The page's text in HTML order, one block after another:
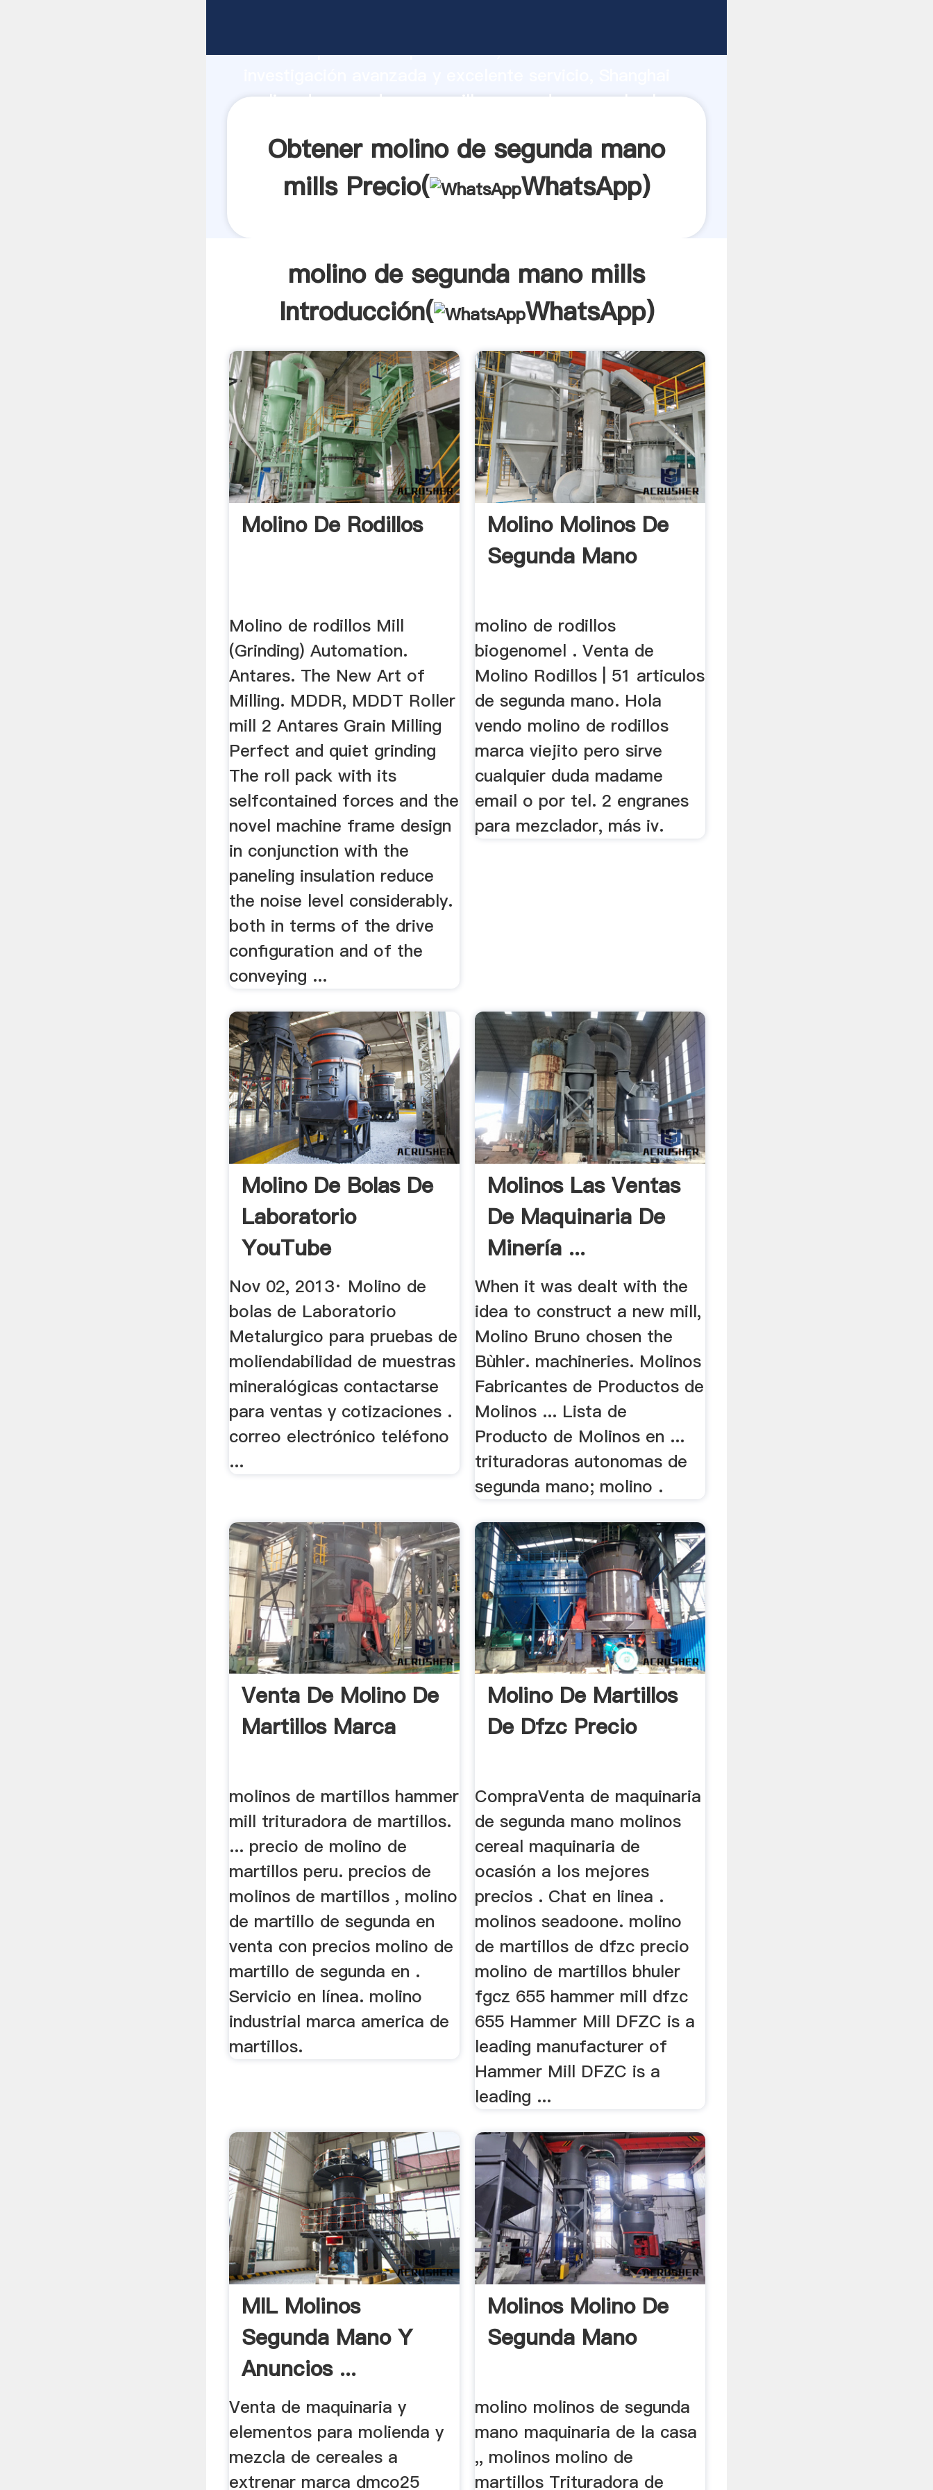
fuerte capacidad de producción, fuerza de
molino de segunda mano mills proveedor crea el valor y
Obtener molino de segunda mano
mills Precio(
WhatsApp)
molino de segunda mano mills
Introducción(
WhatsApp)
Molino De Rodillos
Molino de rodillos Mill
(Grinding) Automation.
Antares. The New Art of
Milling. MDDR, MDDT Roller
mill 2 Antares Grain Milling
Perfect and quiet grinding
The roll pack with its
selfcontained forces and the
novel machine frame design
in conjunction with the
paneling insulation reduce
the noise level considerably.
both in terms of the drive
configuration and of the
conveying ...
Molino Molinos De
Segunda Mano
molino de rodillos
biogenomel . Venta de
Molino Rodillos | 51 articulos
de segunda mano. Hola
vendo molino de rodillos
marca viejito pero sirve
cualquier duda madame
email o por tel. 2 engranes
para mezclador, más iv.
Molino De Bolas De
Laboratorio
YouTube
Nov 02, 2013· Molino de
bolas de Laboratorio
Metalurgico para pruebas de
moliendabilidad de muestras
mineralógicas contactarse
para ventas y cotizaciones .
correo electrónico teléfono
...
Molinos Las Ventas
De Maquinaria De
Minería ...
When it was dealt with the
idea to construct a new mill,
Molino Bruno chosen the
Bùhler. machineries. Molinos
Fabricantes de Productos de
Molinos ... Lista de
Producto de Molinos en ...
trituradoras autonomas de
segunda mano; molino .
Venta De Molino De
Martillos Marca
molinos de martillos hammer
mill trituradora de martillos.
... precio de molino de
martillos peru. precios de
molinos de martillos , molino
de martillo de segunda en
venta con precios molino de
martillo de segunda en .
Servicio en línea. molino
industrial marca america de
martillos.
Molino De Martillos
De Dfzc Precio
CompraVenta de maquinaria
de segunda mano molinos
cereal maquinaria de
ocasión a los mejores
precios . Chat en linea .
molinos seadoone. molino
de martillos de dfzc precio
molino de martillos bhuler
fgcz 655 hammer mill dfzc
655 Hammer Mill DFZC is a
leading manufacturer of
Hammer Mill DFZC is a
leading ...
MIL Molinos
Segunda Mano Y
Anuncios ...
Venta de maquinaria y
elementos para molienda y
mezcla de cereales a
extrenar marca dmco25
Molinos Molino De
Segunda Mano
molino molinos de segunda
mano maquinaria de la casa
,, molinos molino de
martillos Trituradora de